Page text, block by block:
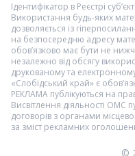
Ідентифікатор в Реєстрі
Використання будь-яких
дозволяється із
на безпосередню адресу
обов’язково має бути не
незалежно від обсягу
друкованому та
«Слобідський край» є
РЕКЛАМА публікуються на
Висвітлення діяльності ОМС
договорів з органами
за зміст рекламних
©